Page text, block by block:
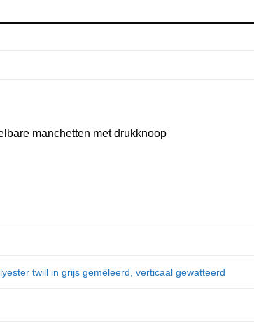
manchetten met drukknoop
twill in grijs gemêleerd, verticaal gewatteerd